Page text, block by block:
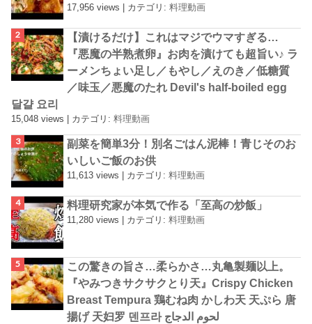
17,956 views カテゴリ:料理動画
【漬けるだけ】これはマジでウマすぎる…
『悪魔の半熟煮卵』お肉を漬けても超旨い♪ ラ
ーメンちょい足し／もやし／えのき／低糖質
／味玉／悪魔のたれ Devil's half-boiled egg
달걀 요리
15,048 views カテゴリ:料理動画
副菜を簡単3分！別名ごはん泥棒！青じそのお
いしいご飯のお供
11,613 views カテゴリ:料理動画
料理研究家が本気で作る「至高の炒飯」
11,280 views カテゴリ:料理動画
この驚きの旨さ…柔らかさ…丸亀製麺以上。
『やみつきサクサクとり天』Crispy Chicken
Breast Tempura 鶏むね肉 かしわ天 天ぷら 唐
揚げ 天妇罗 덴프라 لحوم الدجاج